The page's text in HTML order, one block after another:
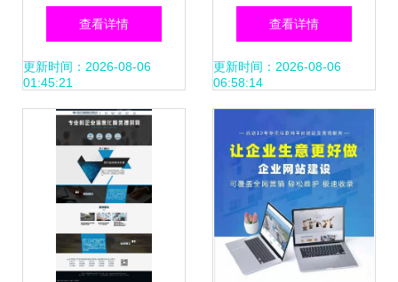
如何打造适合的企
业官网？
查看详情
更新时间：2026-08-06
01:45:21
Web横幅与网站建
设中的应用解析
查看详情
更新时间：2026-08-06
06:58:14